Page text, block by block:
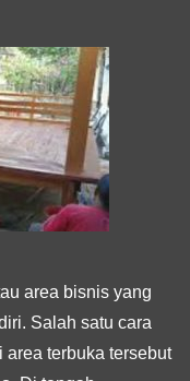
area bisnis yang
Salah satu cara
terbuka tersebut